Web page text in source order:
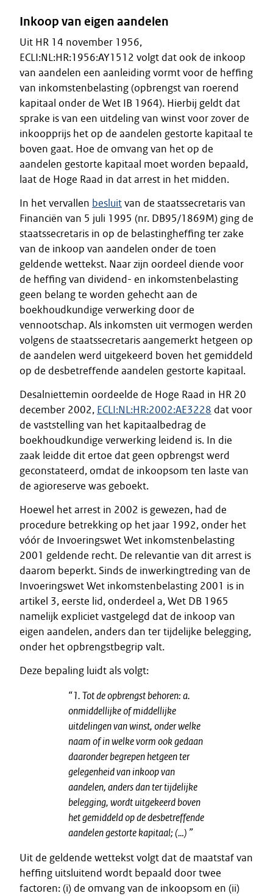
Inkoop van eigen aandelen
Uit HR 14 november 1956,
ECLI:NL:HR:1956:AY1512 volgt dat ook de inkoop
van aandelen een aanleiding vormt voor de heffing
van inkomstenbelasting (opbrengst van roerend
kapitaal onder de Wet IB 1964). Hierbij geldt dat
sprake is van een uitdeling van winst voor zover de
inkoopprijs het op de aandelen gestorte kapitaal te
boven gaat. Hoe de omvang van het op de
aandelen gestorte kapitaal moet worden bepaald,
laat de Hoge Raad in dat arrest in het midden.
In het vervallen besluitvan de staatssecretaris van
Financiën van 5 juli 1995 (nr. DB95/1869M) ging de
staatssecretaris in op de belastingheffing ter zake
van de inkoop van aandelen onder de toen
geldende wettekst. Naar zijn oordeel diende voor
de heffing van dividend- en inkomstenbelasting
geen belang te worden gehecht aan de
boekhoudkundige verwerking door de
vennootschap. Als inkomsten uit vermogen werden
volgens de staatssecretaris aangemerkt hetgeen op
de aandelen werd uitgekeerd boven het gemiddeld
op de desbetreffende aandelen gestorte kapitaal.
Desalniettemin oordeelde de Hoge Raad in HR 20
december 2002, ECLI:NL:HR:2002:AE3228 dat voor
de vaststelling van het kapitaalbedrag de
boekhoudkundige verwerking leidend is. In die
zaak leidde dit ertoe dat geen opbrengst werd
geconstateerd, omdat de inkoopsom ten laste van
de agioreserve was geboekt.
Hoewel het arrest in 2002 is gewezen, had de
procedure betrekking op het jaar 1992, onder het
vóór de Invoeringswet Wet inkomstenbelasting
2001 geldende recht. De relevantie van dit arrest is
daarom beperkt. Sinds de inwerkingtreding van de
Invoeringswet Wet inkomstenbelasting 2001 is in
artikel 3, eerste lid, onderdeel a, Wet DB 1965
namelijk expliciet vastgelegd dat de inkoop van
eigen aandelen, anders dan ter tijdelijke belegging,
onder het opbrengstbegrip valt.
Deze bepaling luidt als volgt:
“1. Tot de opbrengst behoren: a.
onmiddellijke of middellijke
uitdelingen van winst, onder welke
naam of in welke vorm ook gedaan
daaronder begrepen hetgeen ter
gelegenheid van inkoop van
aandelen, anders dan ter tijdelijke
belegging, wordt uitgekeerd boven
het gemiddeld op de desbetreffende
aandelen gestorte kapitaal; (…) ”
Uit de geldende wettekst volgt dat de maatstaf van
heffing uitsluitend wordt bepaald door twee
factoren: (i) de omvang van de inkoopsom en (ii)